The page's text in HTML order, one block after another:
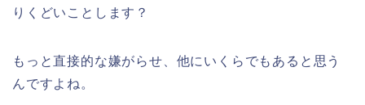
りくどいことします？
もっと直接的な嫌がらせ、他にいくらでもあると思う
んですよね。